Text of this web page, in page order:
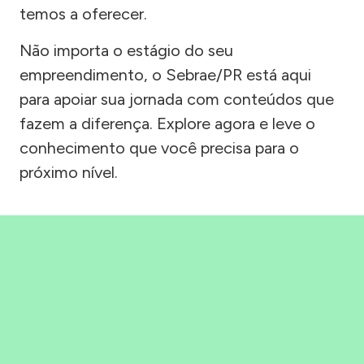
temos a oferecer.
Não importa o estágio do seu
empreendimento, o Sebrae/PR está aqui
para apoiar sua jornada com conteúdos que
fazem a diferença. Explore agora e leve o
conhecimento que você precisa para o
próximo nível.